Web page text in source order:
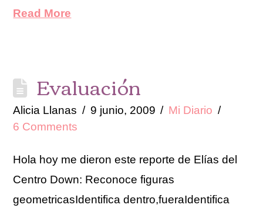
Read More
Evaluación
Alicia Llanas 9 junio, 2009
Mi Diario
6 Comments
Hola hoy me dieron este reporte de Elías del
Centro Down: Reconoce figuras
geometricasIdentifica dentro,fueraIdentifica